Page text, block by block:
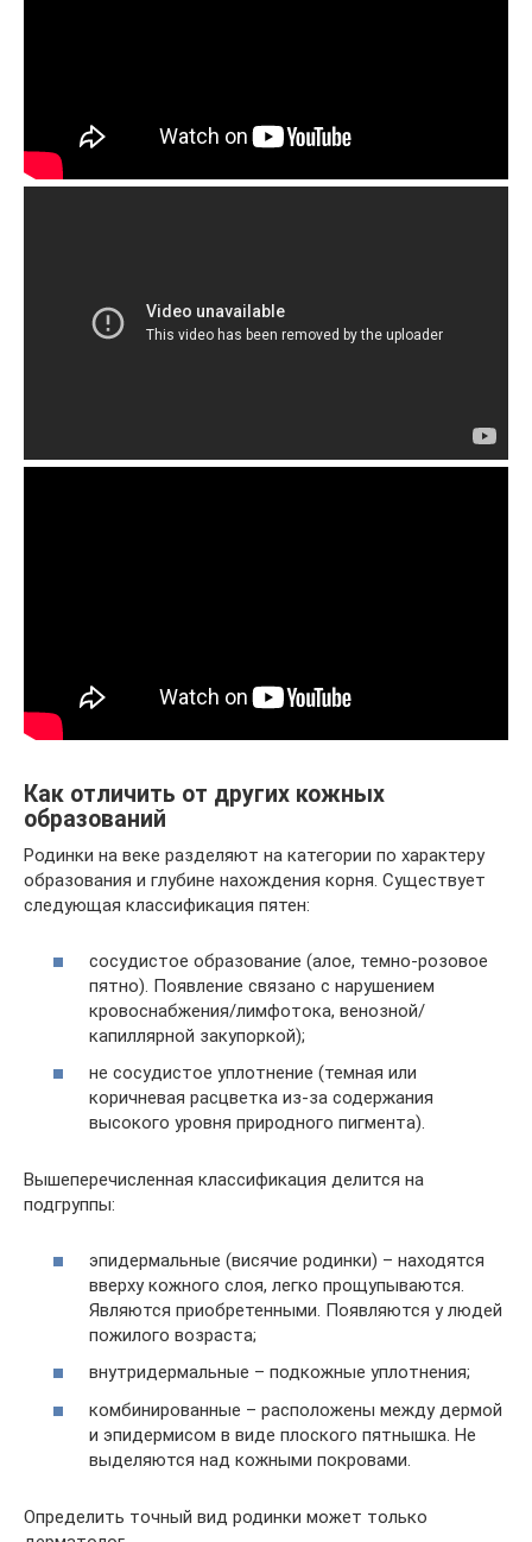
Как отличить от других кожных
образований
Родинки на веке разделяют на категории по характеру
образования и глубине нахождения корня. Существует
следующая классификация пятен:
сосудистое образование (алое, темно-розовое
пятно). Появление связано с нарушением
кровоснабжения/лимфотока, венозной/
капиллярной закупоркой);
не сосудистое уплотнение (темная или
коричневая расцветка из-за содержания
высокого уровня природного пигмента).
Вышеперечисленная классификация делится на
подгруппы:
эпидермальные (висячие родинки) – находятся
вверху кожного слоя, легко прощупываются.
Являются приобретенными. Появляются у людей
пожилого возраста;
внутридермальные – подкожные уплотнения;
комбинированные – расположены между дермой
и эпидермисом в виде плоского пятнышка. Не
выделяются над кожными покровами.
Определить точный вид родинки может только